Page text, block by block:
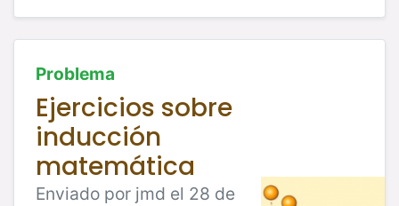
Problema
Ejercicios sobre
inducción
matemática
Enviado por jmd el 28 de